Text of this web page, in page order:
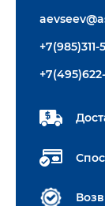
+7(985)311-